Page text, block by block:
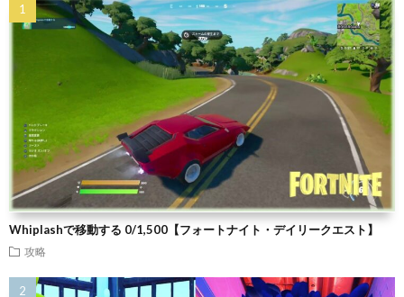
Whiplashで移動する 0/1,500【フォートナイト・デイリークエスト】
攻略